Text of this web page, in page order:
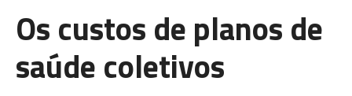
Os custos de planos de
saúde coletivos